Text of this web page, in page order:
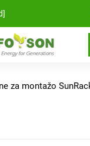
za montažo